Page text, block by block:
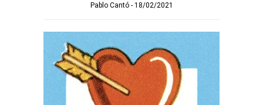
Pablo Cantó 18/02/2021